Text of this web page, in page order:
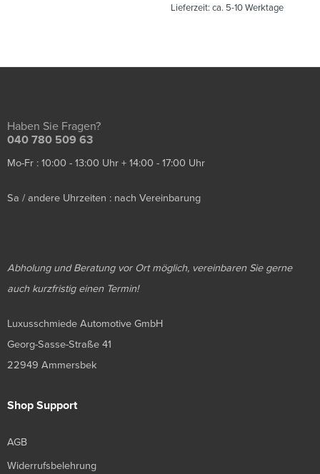
Lieferzeit: ca. 5-10 Werktage
Haben Sie Fragen?
040 780 509 63
Mo-Fr : 10:00 - 13:00 Uhr + 14:00 - 17:00 Uhr
Sa / andere Uhrzeiten : nach Vereinbarung
Abholung und Beratung vor Ort möglich, vereinbaren Sie gerne
auch kurzfristig einen Termin!
Luxusschmiede Automotive GmbH
Georg-Sasse-Straße 41
22949 Ammersbek
Shop Support
AGB
Widerrufsbelehrung